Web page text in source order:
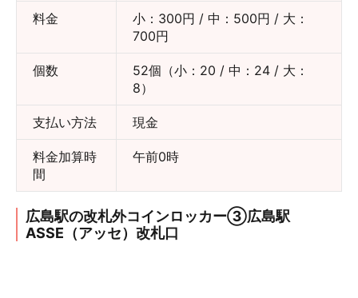
料金
小：300円 / 中：500円 / 大：
700円
個数
52個（小：20 / 中：24 / 大：
8）
支払い方法 現金
料金加算時
間
午前0時
広島駅の改札外コインロッカー③広島駅
ASSE（アッセ）改札口